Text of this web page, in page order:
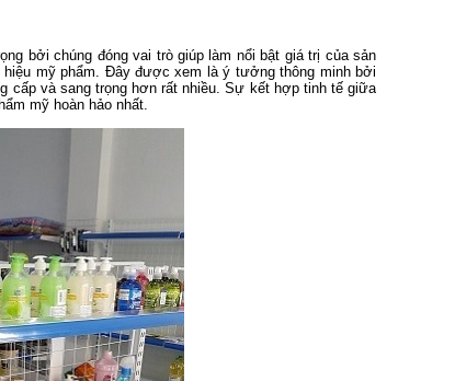
bởi chúng đóng vai trò giúp làm nổi bật giá trị của sản
mỹ phẩm. Đây được xem là ý tưởng thông minh bởi
cấp và sang trọng hơn rất nhiều. Sự kết hợp tinh tế giữa
mỹ hoàn hảo nhất.